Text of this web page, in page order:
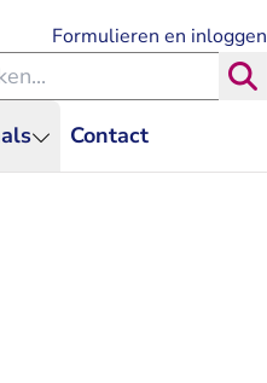
Contact
Formulieren en inloggen
de Rechtspraak